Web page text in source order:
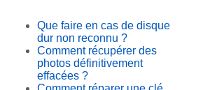
Que faire en cas de disque
dur non reconnu ?
Comment récupérer des
photos définitivement
effacées ?